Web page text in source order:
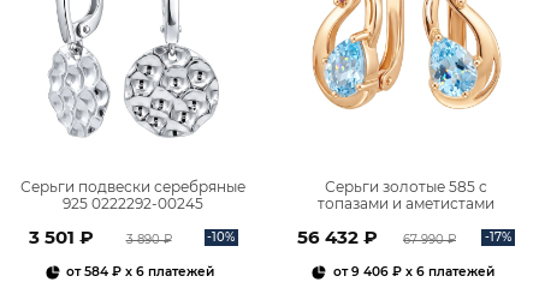
Серьги подвески серебряные
925 0222292-00245
3 501 ₽ 3 890 ₽ -10%
от584 ₽ x 6 платежей
Серьги золотые 585 с
топазами и аметистами
56 432 ₽ 67 990 ₽ -17%
от9 406 ₽x 6 платежей